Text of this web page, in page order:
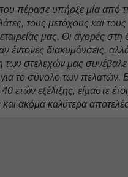
πέρασε υπήρξε μία από
τους μετόχους και
μας. Οι αγορές στη
έντονες διακυμάνσεις,
στελεχών μας
για το σύνολο των πελατών.
ετών εξέλιξης, είμαστε
και ακόμα καλύτερα